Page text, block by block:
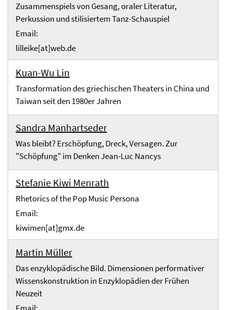
Zusammenspiels von Gesang, oraler Literatur,
Perkussion und stilisiertem Tanz-Schauspiel
Email:
lilleike[at]web.de
Kuan-Wu Lin
Transformation des griechischen Theaters in China und
Taiwan seit den 1980er Jahren
Sandra Manhartseder
Was bleibt? Erschöpfung, Dreck, Versagen. Zur
"Schöpfung" im Denken Jean-Luc Nancys
Stefanie Kiwi Menrath
Rhetorics of the Pop Music Persona
Email:
kiwimen[at]gmx.de
Martin Müller
Das enzyklopädische Bild. Dimensionen performativer
Wissenskonstruktion in Enzyklopädien der Frühen
Neuzeit